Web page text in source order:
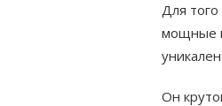
Для
мощные
Он